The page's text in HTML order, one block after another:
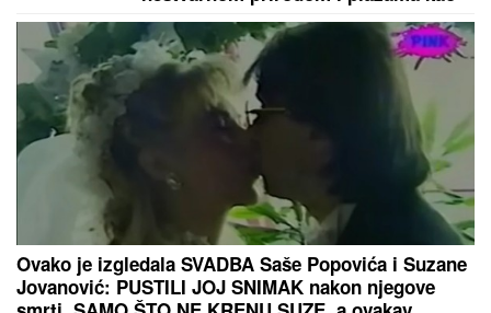
ANELI POKAZALA STAN U
DUBROVNIKU, TU JE I NORA! Evo
šta joj ćerka non-stop govori -
otvoreno o suđenju s Asminom:
"Stanija je budaletina" (VIDEO)